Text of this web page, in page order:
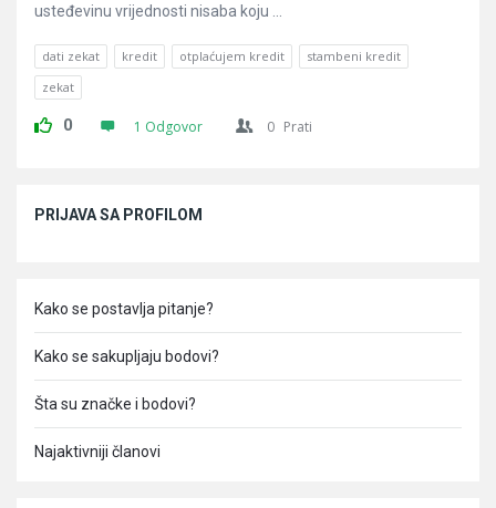
usteđevinu vrijednosti nisaba koju ...
dati zekat kredit otplaćujem kredit
stambeni kredit
zekat
0 1 Odgovor 0 Prati
PRIJAVA SA PROFILOM
Kako se postavlja pitanje?
Kako se sakupljaju bodovi?
Šta su značke i bodovi?
Najaktivniji članovi